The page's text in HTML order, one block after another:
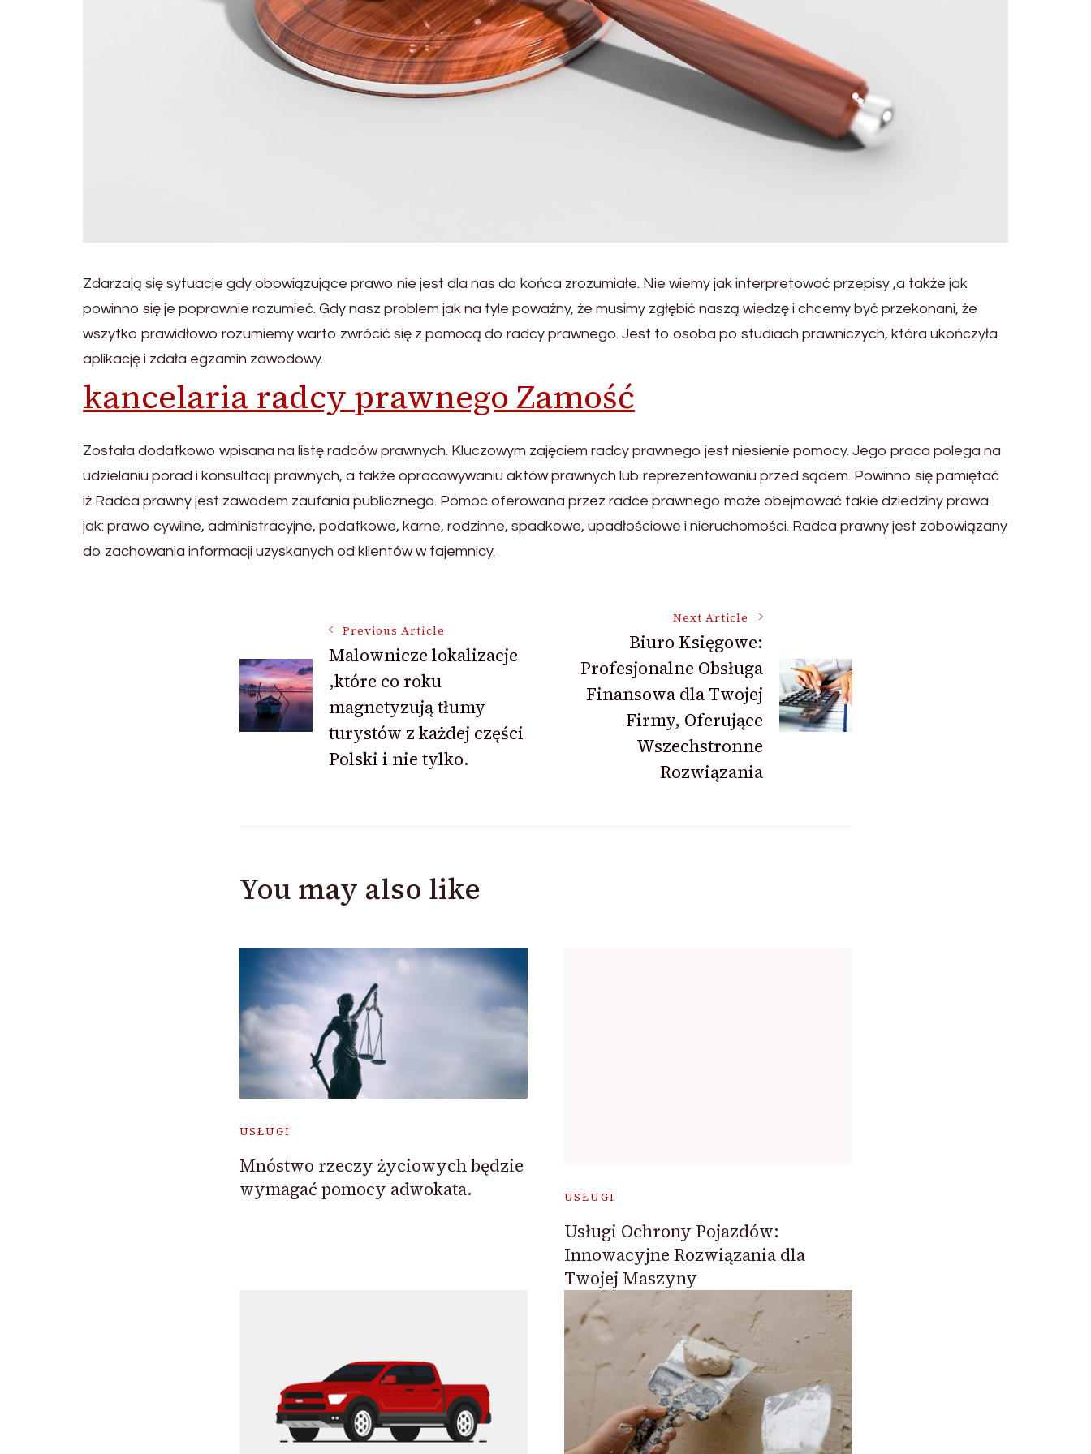
Zdarzają się sytuacje gdy obowiązujące prawo nie jest dla nas do końca zrozumiałe. Nie wiemy jak interpretować przepisy ,a także jak
powinno się je poprawnie rozumieć. Gdy nasz problem jak na tyle poważny, że musimy zgłębić naszą wiedzę i chcemy być przekonani, że
wszytko prawidłowo rozumiemy warto zwrócić się z pomocą do radcy prawnego. Jest to osoba po studiach prawniczych, która ukończyła
aplikację i zdała egzamin zawodowy.
kancelaria radcy prawnego Zamość
Została dodatkowo wpisana na listę radców prawnych. Kluczowym zajęciem radcy prawnego jest niesienie pomocy. Jego praca polega na
udzielaniu porad i konsultacji prawnych, a także opracowywaniu aktów prawnych lub reprezentowaniu przed sądem. Powinno się pamiętać
iż Radca prawny jest zawodem zaufania publicznego. Pomoc oferowana przez radce prawnego może obejmować takie dziedziny prawa
jak: prawo cywilne, administracyjne, podatkowe, karne, rodzinne, spadkowe, upadłościowe i nieruchomości. Radca prawny jest zobowiązany
do zachowania informacji uzyskanych od klientów w tajemnicy.
Navigation
Previous Article
Malownicze lokalizacje
,które co roku
magnetyzują tłumy
turystów z każdej części
Polski i nie tylko.
Next Article
Biuro Księgowe:
Profesjonalne Obsługa
Finansowa dla Twojej
Firmy, Oferujące
Wszechstronne
Rozwiązania
You may also like
USŁUGI
Mnóstwo rzeczy życiowych będzie
wymagać pomocy adwokata.
USŁUGI
Usługi Ochrony Pojazdów:
Innowacyjne Rozwiązania dla
Twojej Maszyny